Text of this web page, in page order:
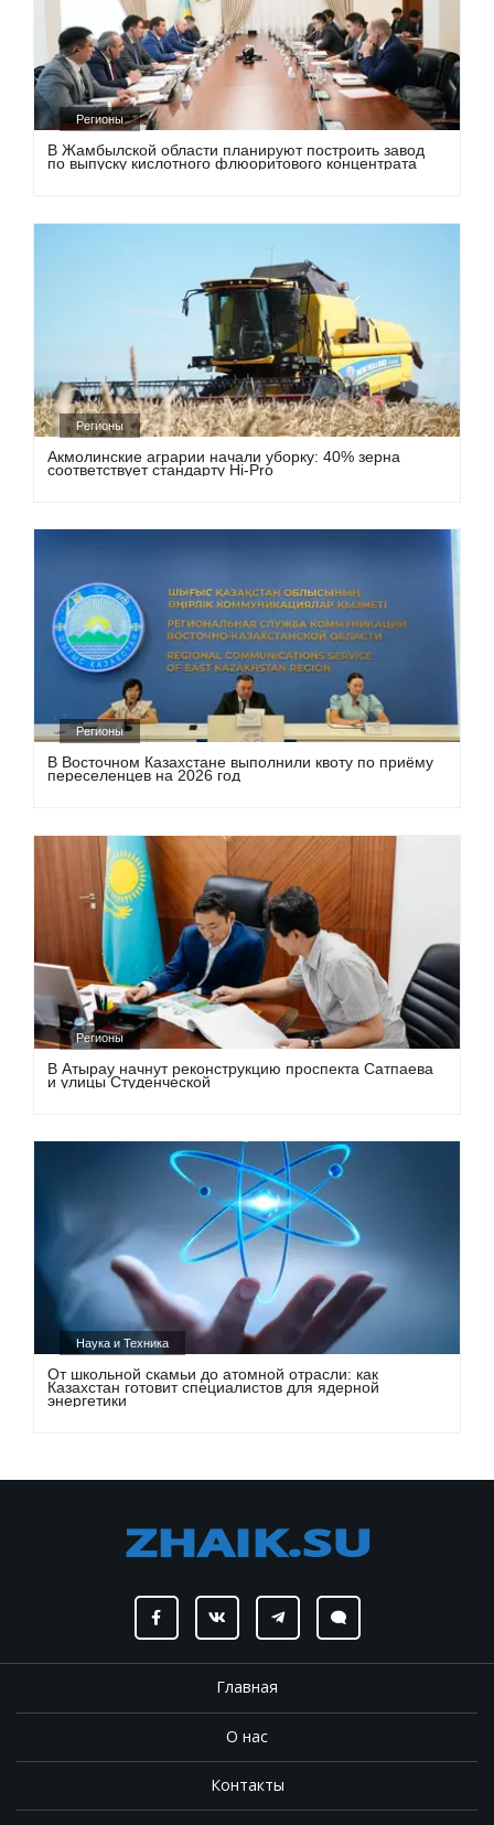
Регионы
В Жамбылской области планируют построить завод
по выпуску кислотного флюоритового концентрата
Регионы
Акмолинские аграрии начали уборку: 40% зерна
соответствует стандарту Hi-Pro
Регионы
В Восточном Казахстане выполнили квоту по приёму
переселенцев на 2026 год
Регионы
В Атырау начнут реконструкцию проспекта Сатпаева
и улицы Студенческой
Наука и Техника
От школьной скамьи до атомной отрасли: как
Казахстан готовит специалистов для ядерной
энергетики
Главная
О нас
Контакты